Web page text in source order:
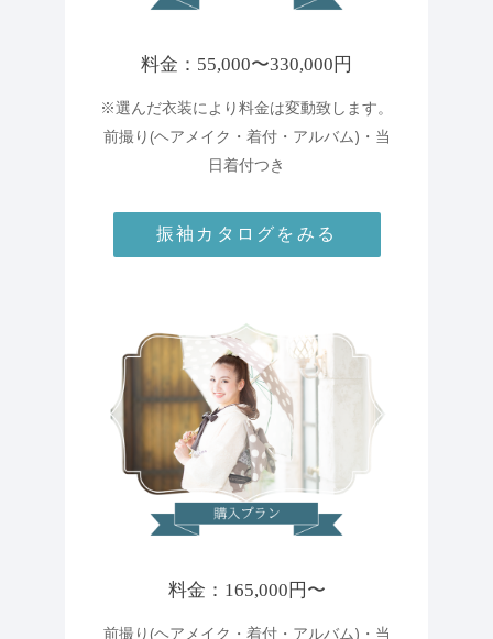
料金：55,000〜330,000円
※選んだ衣装により料金は変動致します。
前撮り(ヘアメイク・着付・アルバム)・当
日着付つき
振袖カタログをみる
料金：165,000円〜
前撮り(ヘアメイク・着付・アルバム)・当